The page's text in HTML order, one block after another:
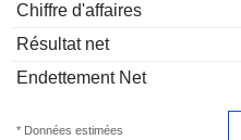
Chiffre d'affaires
Résultat net
Endettement Net
* Données estimées